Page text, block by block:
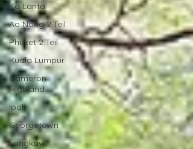
Ko Lanta
Ao Nang 2.Teil
Phuket 2.Teil
Kuala Lumpur
Cameron
Highland
Ipoh
Georgetown
Langkawi